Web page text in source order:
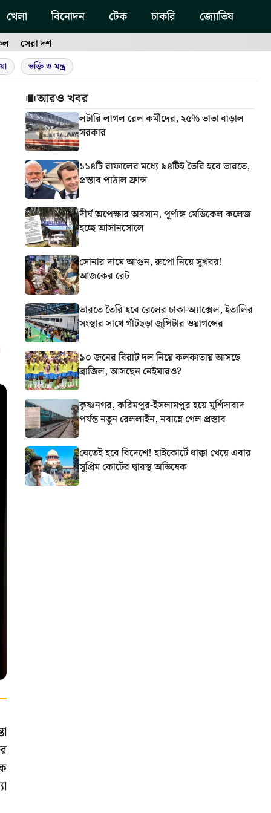
খেলা বিনোদন টেক চাকরি জ্যোতিষ
সেরা দশ
ভক্তি ও মন্ত্র
আরও খবর
লটারি লাগল রেল কর্মীদের, ২৫% ভাতা বাড়াল
সরকার
১১৪টি রাফালের মধ্যে ৯৪টিই তৈরি হবে ভারতে,
প্রস্তাব পাঠাল ফ্রান্স
দীর্ঘ অপেক্ষার অবসান, পূর্ণাঙ্গ মেডিকেল কলেজ
হচ্ছে আসানসোলে
সোনার দামে আগুন, রুপো নিয়ে সুখবর!
আজকের রেট
ভারতে তৈরি হবে রেলের চাকা-অ্যাক্সেল, ইতালির
সংস্থার সাথে গাঁটছড়া জুপিটার ওয়াগন্সের
৯০ জনের বিরাট দল নিয়ে কলকাতায় আসছে
ব্রাজিল, আসছেন নেইমারও?
কৃষ্ণনগর, করিমপুর-ইসলামপুর হয়ে মুর্শিদাবাদ
পর্যন্ত নতুন রেললাইন, নবান্নে গেল প্রস্তাব
যেতেই হবে বিদেশে! হাইকোর্টে ধাক্কা খেয়ে এবার
সুপ্রিম কোর্টের দ্বারস্থ অভিষেক